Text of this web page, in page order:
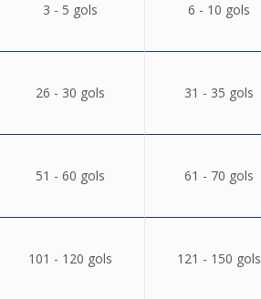
3 - 5 gols 6 - 10 gols
26 - 30 gols 31 - 35 gols
51 - 60 gols 61 - 70 gols
101 - 120 gols 121 - 150 gols